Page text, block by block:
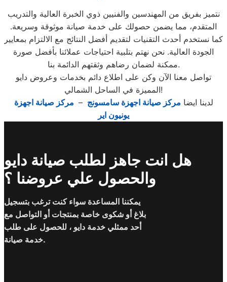
نتميز بفريق من المهندسين والفنيين ذوي الخبرة العالية والتدريب
المتقدم، مما يضمن حصولك على خدمة صيانة موثوقة وسريعة.
كما نستخدم أحدث التقنيات لتقديم أفضل النتائج مع الالتزام بمعايير
الجودة العالية. نحن نهتم بتلبية احتياجات عملائنا بأفضل صورة
ممكنة لضمان رضاهم وثقتهم الدائمة بنا.
تواصل معنا الآن وكن على اطلاع دائم بخدمات وعروض دايو
المميزة في الساحل الشمالي!
لدينا ايضا مركز صيانة اجهزة سامسونج – مركز صيانة اجهزة
يونيون اير
هل انت جاهز لطلب صيانة دايو
والحصول علي عروضنا ؟
يمكننا المساعدة سواء كنت ترغب بتسجيل
بلاغ أو شكوى خاصة بمنتجات أو التواصل مع
أحد ممثلي خدمة دايو ، للحصول على طلب
خدمة صيانة.